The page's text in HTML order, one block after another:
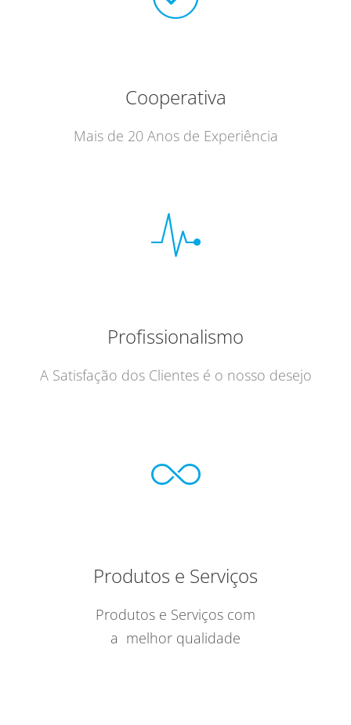
Cooperativa
Mais de 20 Anos de Experiência
Profissionalismo
A Satisfação dos Clientes é o nosso desejo
Produtos e Serviços
Produtos e Serviços com
a melhor qualidade